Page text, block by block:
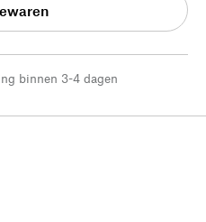
binnen 3-4 dagen